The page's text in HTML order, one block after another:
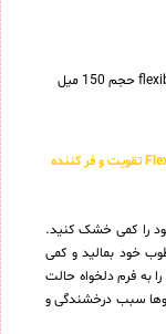
روش استفاده از موس مو نیوآ مدل Flexible Curls & Care تقویت و فر کننده
را کمی خشک کنید.
خود بمالید و کمی
به فرم دلخواه حالت
سبب درخشندگی و